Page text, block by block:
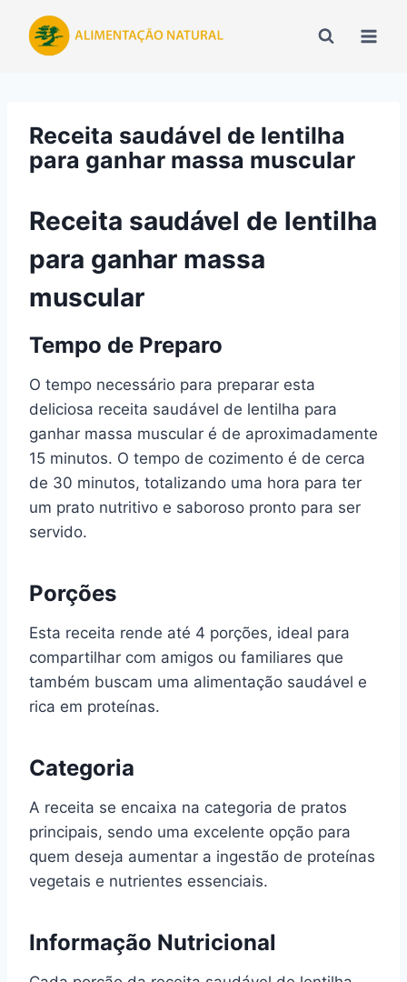
para
Receita saudável de lentilha
para ganhar massa muscular
Receita saudável de lentilha
para ganhar massa
muscular
Tempo de Preparo
O tempo necessário para preparar esta
deliciosa receita saudável de lentilha para
ganhar massa muscular é de aproximadamente
15 minutos. O tempo de cozimento é de cerca
de 30 minutos, totalizando uma hora para ter
um prato nutritivo e saboroso pronto para ser
servido.
Porções
Esta receita rende até 4 porções, ideal para
compartilhar com amigos ou familiares que
também buscam uma alimentação saudável e
rica em proteínas.
Categoria
A receita se encaixa na categoria de pratos
principais, sendo uma excelente opção para
quem deseja aumentar a ingestão de proteínas
vegetais e nutrientes essenciais.
Informação Nutricional